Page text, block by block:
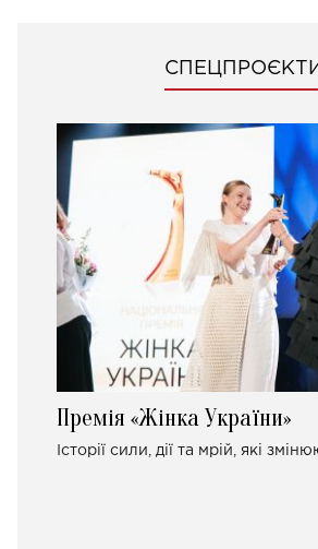
Премія «Жінка України»
Історії сили, дії та мрій, які